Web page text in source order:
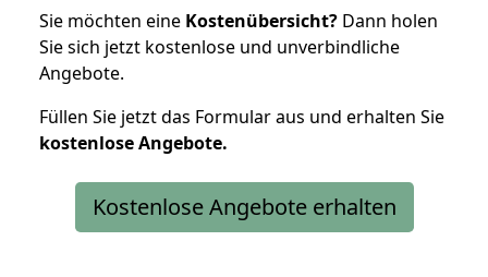
Sie möchten eine Kostenübersicht? Dann holen
Sie sich jetzt kostenlose und unverbindliche
Angebote.
Füllen Sie jetzt das Formular aus und erhalten Sie
kostenloseAngebote.
Kostenlose Angebote erhalten